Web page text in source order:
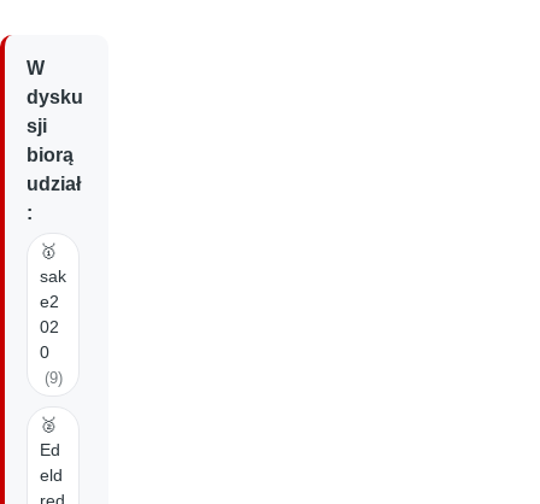
W
dysku
sji
biorą
udział
:
🥇
sak
e2
02
0
(9)
🥈
Ed
eld